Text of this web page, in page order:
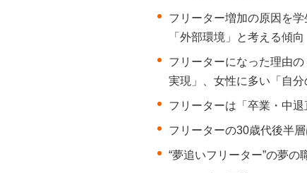
フリーター増加の原因を
「外部環境」と考える傾向
フリーターになった理由
実現」、女性に多い「自分
フリーターは「卒業・中
フリーターの30歳代後半
“夢追いフリーター”の夢